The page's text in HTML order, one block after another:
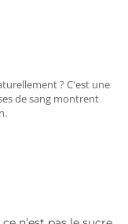
? C'est une
de sang montrent